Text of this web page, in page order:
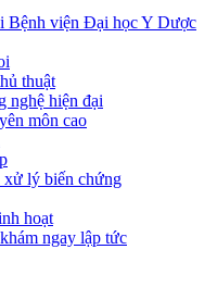
Bệnh viện Đại học Y Dược
thuật
nghệ hiện đại
môn cao
xử lý biến chứng
hoạt
ngay lập tức